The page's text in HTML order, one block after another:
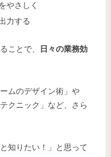
やさしく
力する
ことで、
日々の業務効
ムのデザイン術」や
クニック」など、さら
知りたい！」と思って